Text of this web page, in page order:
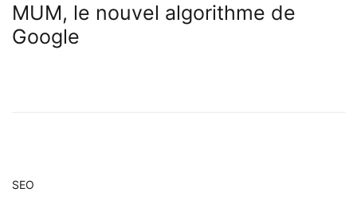
MUM, le nouvel algorithme de
Google
SEO